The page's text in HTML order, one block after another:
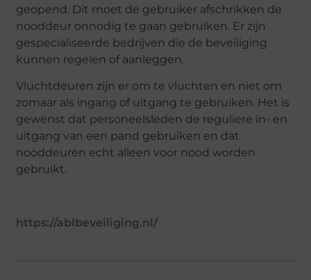
geopend. Dit moet de gebruiker afschrikken de
nooddeur onnodig te gaan gebruiken. Er zijn
gespecialiseerde bedrijven die de beveiliging
kunnen regelen of aanleggen.
Vluchtdeuren zijn er om te vluchten en niet om
zomaar als ingang of uitgang te gebruiken. Het is
gewenst dat personeelsleden de reguliere in- en
uitgang van een pand gebruiken en dat
nooddeuren echt alleen voor nood worden
gebruikt.
https://ablbeveiliging.nl/